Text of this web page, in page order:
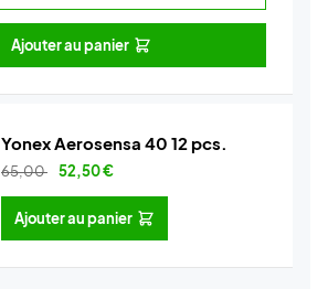
Ajouter au panier
Yonex Aerosensa 40 12 pcs.
65,00 52,50€
Ajouter au panier